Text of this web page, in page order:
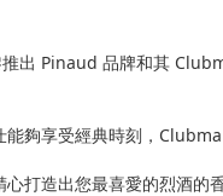
出 Pinaud 品牌和其
夠享受經典時刻，
打造出您最喜愛的烈酒的